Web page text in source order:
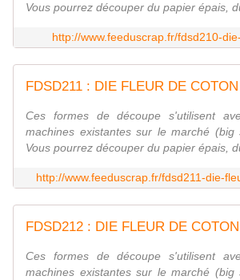
Vous pourrez découper du papier épais,
http://www.feeduscrap.fr/fdsd210-
Ces formes de découpe s'utilisent
machines existantes sur le marché (big
Vous pourrez découper du papier épais,
http://www.feeduscrap.fr/fdsd211-die-
FDSD212 : DIE FLEUR DE
Ces formes de découpe s'utilisent
machines existantes sur le marché (big